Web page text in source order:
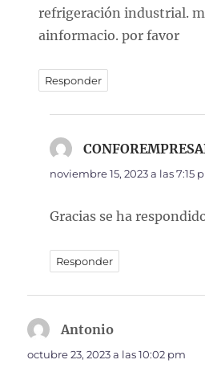
refrigeración industrial.
ainformacio. por favor
Responder
noviembre 15, 2023 a las 7:15
Gracias se ha
Responder
Antonio
octubre 23, 2023 a las 10:02 pm